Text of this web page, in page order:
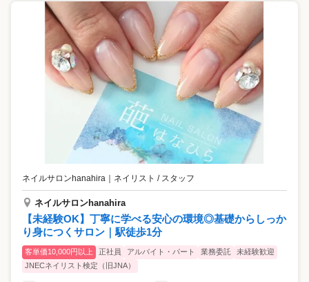
ネイルサロンhanahira ｜ ネイリスト / スタッフ
ネイルサロンhanahira
【未経験OK】丁寧に学べる安心の環境◎基礎からしっか
り身につくサロン｜駅徒歩1分
客単価10,000円以上 正社員 アルバイト・パート 業務委託
未経験歓迎
JNECネイリスト検定（旧JNA）